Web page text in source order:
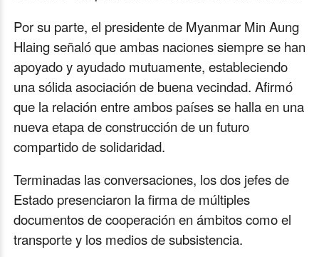
Por su parte, el presidente de Myanmar Min Aung
Hlaing señaló que ambas naciones siempre se han
apoyado y ayudado mutuamente, estableciendo
una sólida asociación de buena vecindad. Afirmó
que la relación entre ambos países se halla en una
nueva etapa de construcción de un futuro
compartido de solidaridad.
Terminadas las conversaciones, los dos jefes de
Estado presenciaron la firma de múltiples
documentos de cooperación en ámbitos como el
transporte y los medios de subsistencia.